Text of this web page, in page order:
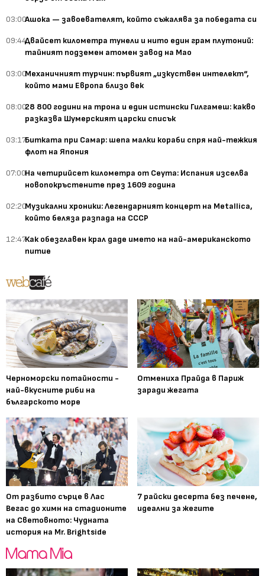
03:00Ашока — завоевателят, който съжалява за победата си
09:44Двайсет километра тунели и нито един грам плутоний:
тайният подземен атомен завод на Мао
03:00Механичният турчин: първият „изкуствен интелект“,
който мами Европа близо век
08:0028 800 години на трона и един истински Гилгамеш: какво
разказва Шумерският царски списък
03:17Битката при Самар: шепа малки кораби спря най-тежкия
флот на Япония
07:00На четирийсет километра от Сеута: Испания изселва
новопокръстените през 1609 година
02:20Музикални хроники: Легендарният концерт на Metallica,
който беляза разпада на СССР
12:47Как обезглавен крал даде името на най-американското
питие
Черноморски потайности -
най-вкусните риби на
българското море
Отмениха Прайда в Париж
заради жегата
От разбито сърце в Лас
Вегас до химн на стадионите
на Световното: Чудната
история на Mr. Brightside
7 райски десерта без печене,
идеални за жегите